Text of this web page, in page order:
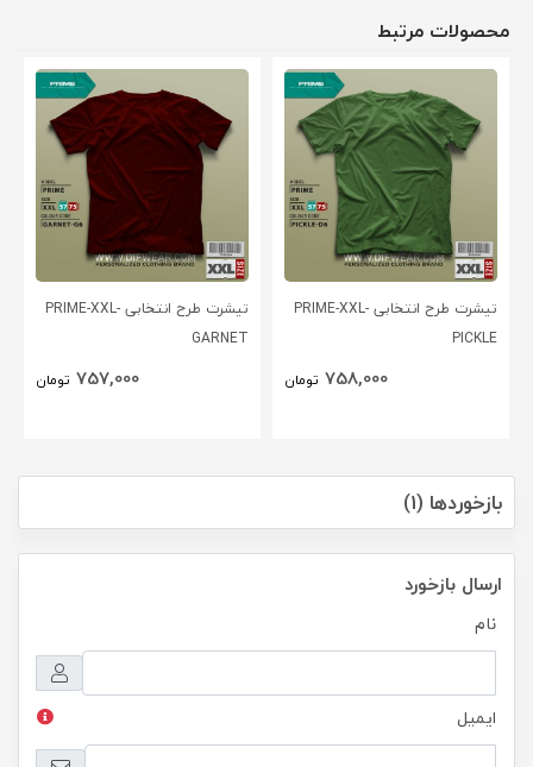
محصولات مرتبط
تیشرت طرح انتخابی PRIME-XXL-
PICKLE
758,000 تومان
تیشرت طرح انتخابی PRIME-XXL-
GARNET
757,000 تومان
بازخوردها (1)
ارسال بازخورد
نام
ایمیل